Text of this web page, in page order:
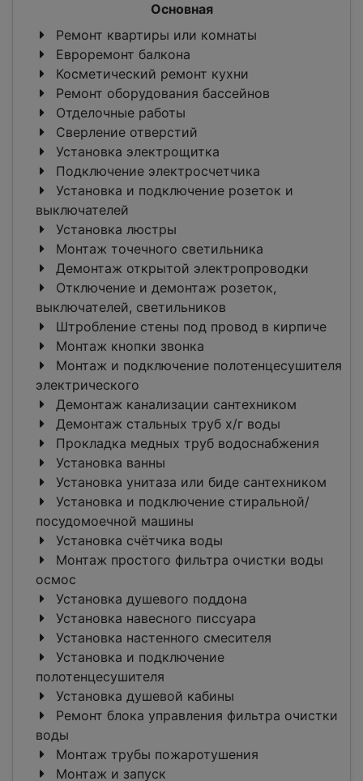
Основная
Ремонт квартиры или комнаты
Евроремонт балкона
Косметический ремонт кухни
Ремонт оборудования бассейнов
Отделочные работы
Сверление отверстий
Установка электрощитка
Подключение электросчетчика
Установка и подключение розеток и
выключателей
Установка люстры
Монтаж точечного светильника
Демонтаж открытой электропроводки
Отключение и демонтаж розеток,
выключателей, светильников
Штробление стены под провод в кирпиче
Монтаж кнопки звонка
Монтаж и подключение полотенцесушителя
электрического
Демонтаж канализации сантехником
Демонтаж стальных труб х/г воды
Прокладка медных труб водоснабжения
Установка ванны
Установка унитаза или биде сантехником
Установка и подключение стиральной/
посудомоечной машины
Установка счётчика воды
Монтаж простого фильтра очистки воды
осмос
Установка душевого поддона
Установка навесного писсуара
Установка настенного смесителя
Установка и подключение
полотенцесушителя
Установка душевой кабины
Ремонт блока управления фильтра очистки
воды
Монтаж трубы пожаротушения
Монтаж и запуск